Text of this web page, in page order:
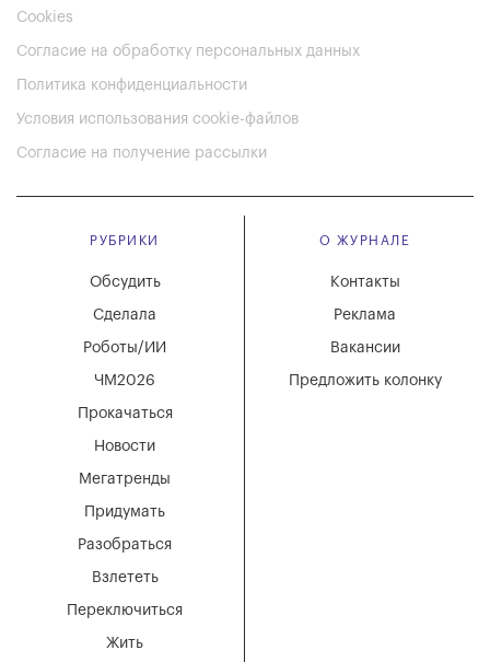
Cookies
Согласие на обработку персональных данных
Политика конфиденциальности
Условия использования cookie-файлов
Согласие на получение рассылки
РУБРИКИ
Мегатренды
Придумать
Разобраться
Взлететь
Новости
Переключиться
Жить
Обсудить
Сделала
Роботы/ИИ
ЧМ2026
Прокачаться
О ЖУРНАЛЕ
Вакансии
Реклама
Контакты
Предложить колонку